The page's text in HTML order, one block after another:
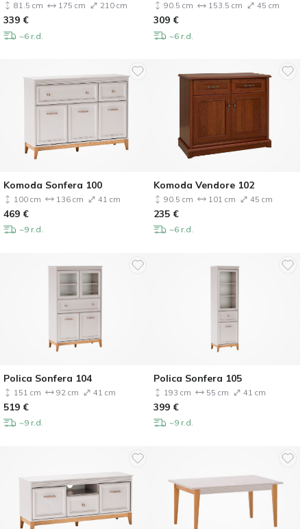
81.5 cm 175 cm 210 cm
339 €
~6 r.d.
90.5 cm 153.5 cm 45 cm
309 €
~6 r.d.
Komoda Sonfera 100
100 cm 136 cm 41 cm
469 €
~9 r.d.
Komoda Vendore 102
90.5 cm 101 cm 45 cm
235 €
~6 r.d.
Polica Sonfera 104
151 cm 92 cm 41 cm
519 €
~9 r.d.
Polica Sonfera 105
193 cm 55 cm 41 cm
399 €
~9 r.d.